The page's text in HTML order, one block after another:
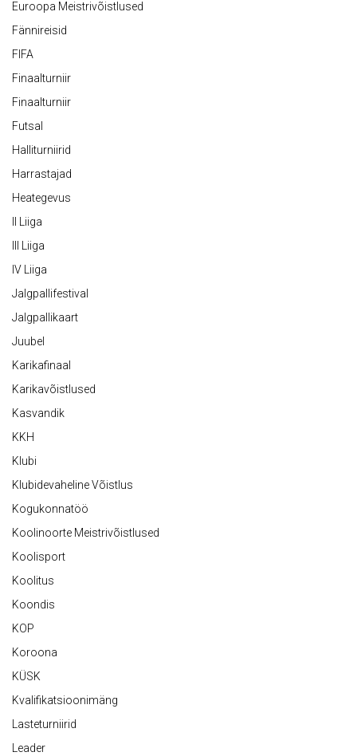
Euroopa Meistrivõistlused
Fännireisid
FIFA
Finaalturniir
Finaalturniir
Futsal
Halliturniirid
Harrastajad
Heategevus
II Liiga
III Liiga
IV Liiga
Jalgpallifestival
Jalgpallikaart
Juubel
Karikafinaal
Karikavõistlused
Kasvandik
KKH
Klubi
Klubidevaheline Võistlus
Kogukonnatöö
Koolinoorte Meistrivõistlused
Koolisport
Koolitus
Koondis
KOP
Koroona
KÜSK
Kvalifikatsioonimäng
Lasteturniirid
Leader